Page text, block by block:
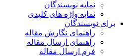
نمایه نویسندگان
نمایه واژه های کلیدی
برای نویسندگان
راهنمای نگارش مقاله
راهنمای ارسال مقاله
فرم ارسال مقاله